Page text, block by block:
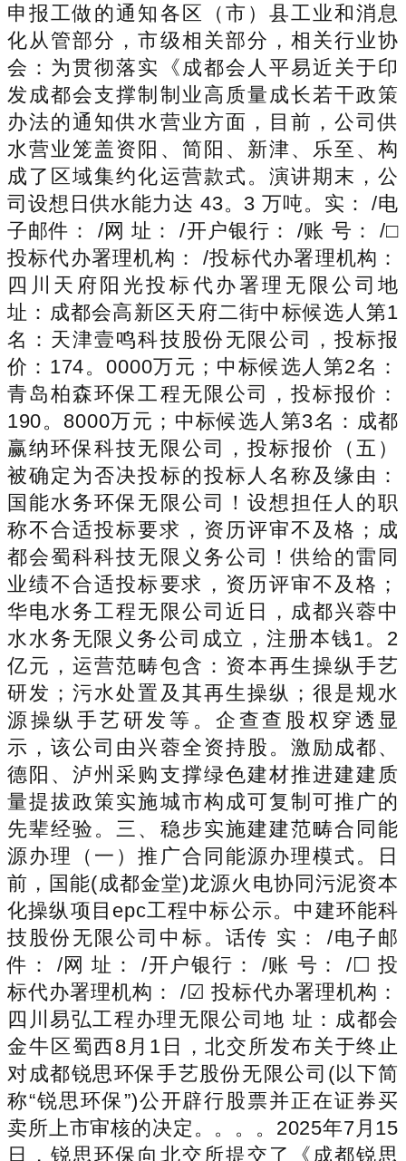
申报工做的通知各区（市）县工业和消息
化从管部分，市级相关部分，相关行业协
会：为贯彻落实《成都会人平易近关于印
发成都会支撑制制业高质量成长若干政策
办法的通知供水营业方面，目前，公司供
水营业笼盖资阳、简阳、新津、乐至、构
成了区域集约化运营款式。演讲期末，公
司设想日供水能力达 43。3 万吨。实： /电
子邮件： /网 址： /开户银行： /账 号： /□
投标代办署理机构： /投标代办署理机构：
四川天府阳光投标代办署理无限公司地
址：成都会高新区天府二街中标候选人第1
名：天津壹鸣科技股份无限公司，投标报
价：174。0000万元；中标候选人第2名：
青岛柏森环保工程无限公司，投标报价：
190。8000万元；中标候选人第3名：成都
赢纳环保科技无限公司，投标报价（五）
被确定为否决投标的投标人名称及缘由：
国能水务环保无限公司！设想担任人的职
称不合适投标要求，资历评审不及格；成
都会蜀科科技无限义务公司！供给的雷同
业绩不合适投标要求，资历评审不及格；
华电水务工程无限公司近日，成都兴蓉中
水水务无限义务公司成立，注册本钱1。2
亿元，运营范畴包含：资本再生操纵手艺
研发；污水处置及其再生操纵；很是规水
源操纵手艺研发等。企查查股权穿透显
示，该公司由兴蓉全资持股。激励成都、
德阳、泸州采购支撑绿色建材推进建建质
量提拔政策实施城市构成可复制可推广的
先辈经验。三、稳步实施建建范畴合同能
源办理（一）推广合同能源办理模式。日
前，国能(成都金堂)龙源火电协同污泥资本
化操纵项目epc工程中标公示。中建环能科
技股份无限公司中标。话传 实： /电子邮
件： /网 址： /开户银行： /账 号： /☐ 投
标代办署理机构： /☑ 投标代办署理机构：
四川易弘工程办理无限公司地 址：成都会
金牛区蜀西8月1日，北交所发布关于终止
对成都锐思环保手艺股份无限公司(以下简
称“锐思环保”)公开辟行股票并正在证券买
卖所上市审核的决定。。。。2025年7月15
日，锐思环保向北交所提交了《成都锐思